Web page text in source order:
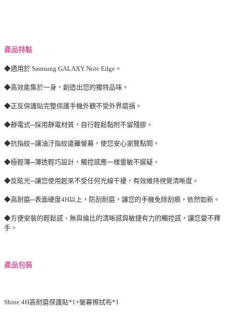
產品特點
◆適用於 Samsung GALAXY Note Edge。
◆高效能集於一身，創造出您的獨特品味。
◆正反保護貼完整保護手機外觀不受外界磨損。
◆靜電式─採用靜電材質，自行輕鬆黏附不留殘膠。
◆抗指紋─讓油汙指紋遠離螢幕，使您安心瀏覽點閱。
◆極輕薄─薄透輕巧設計，觸控感應一樣靈敏不遲疑。
◆反眩光─讓您使用起來不受任何光線干擾，有效維持視覺清晰度。
◆高耐磨─表面硬度4H以上，防刮耐磨，讓您的手機免除刮痕，依然如新。
◆方便安裝的輕鬆感、無與倫比的清晰感與敏捷有力的觸控感，讓您愛不釋
手。
產品包裝
Shine 4H高耐磨保護貼*1+螢幕擦拭布*1